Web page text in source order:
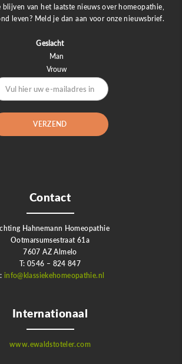
Contact
Hahnemann Homeopathie
Ootmarsumsestraat 61a
7607 AZ Almelo
T: 0546 – 824 847
info@klassiekehomeopathie.nl
Internationaal
www.ewaldstoteler.com
van het laatste nieuws over homeopathie,
leven? Meld je dan aan voor onze nieuwsbrief.
Geslacht
Man
Vrouw